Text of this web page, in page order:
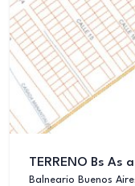
TERRENO Bs As
Balneario Buenos